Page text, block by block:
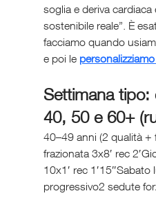
soglia e deriva
sostenibile reale”. È
facciamo quando
e poi le
Settimana
40, 50 e 60+
40–49 anni (2 qualità +
frazionata 3x8′ rec
10x1′ rec 1′15″Sabato
progressivo2 sedute